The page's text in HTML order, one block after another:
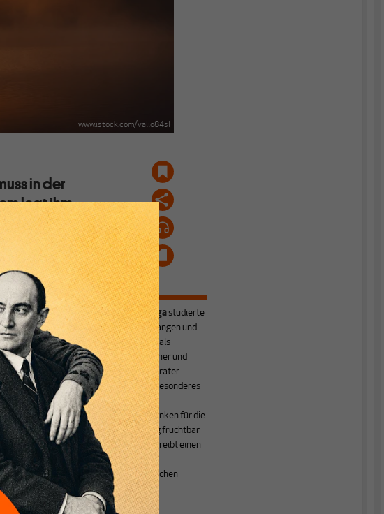
www.istock.com/valio84sl
in der
legt ihm
jenseits
ist ein
die der
dem
hat ein
die er
dass
fast alle
keine
Joachim Nanningastudierte
Philosophie in Erlangen und
Hamburg und hat als
Erwachsenenbildner und
Unternehmensberater
gearbeitet. Sein besonderes
Interesse ist es,
ökonomisches Denken für die
Lehrerfortbildung fruchtbar
zu machen. Er betreibt einen
Blogzu
wirtschaftspolitischen
Themen.